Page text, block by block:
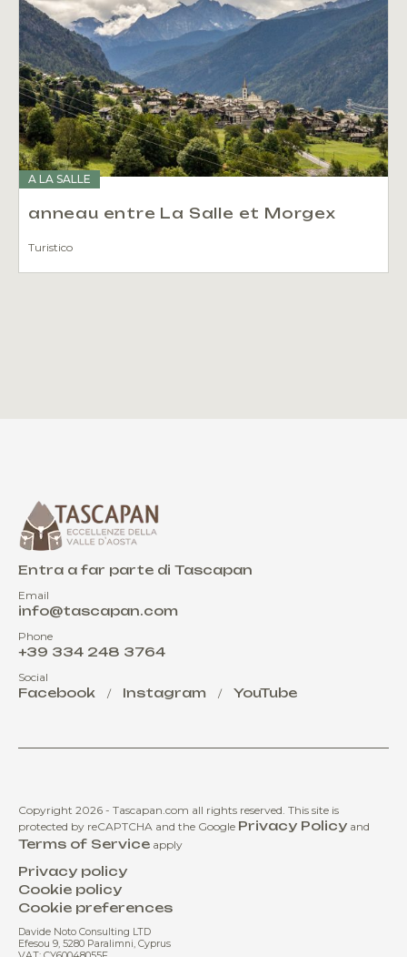
A LA SALLE
anneau entre La Salle et Morgex
Turistico
Entra a far parte di Tascapan
Email
info@tascapan.com
Phone
+39 334 248 3764
Social
Facebook / Instagram / YouTube
Copyright 2026 - Tascapan.com all rights reserved. This site is
protected by reCAPTCHA and the Google Privacy Policy and
Terms of Service apply
Privacy policy
Cookie policy
Cookie preferences
Davide Noto Consulting LTD
Efesou 9, 5280 Paralimni, Cyprus